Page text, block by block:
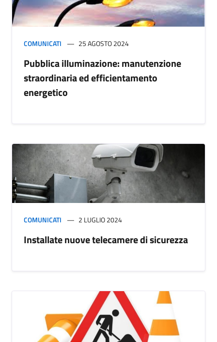
COMUNICATI 25 AGOSTO 2024
Pubblica illuminazione: manutenzione
straordinaria ed efficientamento
energetico
COMUNICATI 2 LUGLIO 2024
Installate nuove telecamere di sicurezza